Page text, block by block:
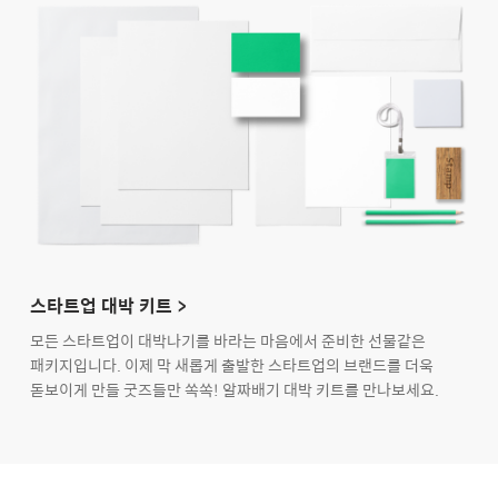
스타트업 대박 키트 >
모든 스타트업이 대박나기를 바라는 마음에서 준비한 선물같은
패키지입니다. 이제 막 새롭게 출발한 스타트업의 브랜드를 더욱
돋보이게 만들 굿즈들만 쏙쏙! 알짜배기 대박 키트를 만나보세요.